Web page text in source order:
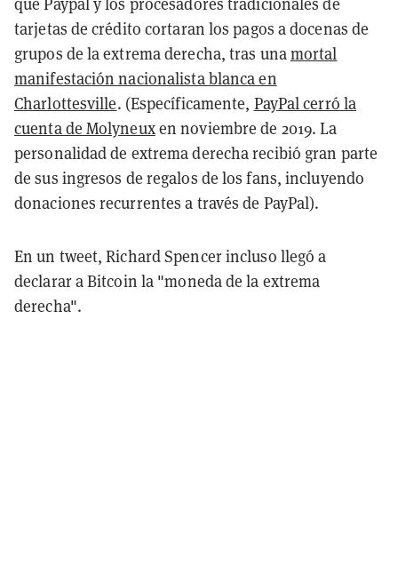
tarjetas de crédito cortaran los pagos a docenas de
grupos de la extrema derecha, tras unamortal
manifestación nacionalista blanca en
Charlottesville. (Específicamente, PayPal cerró la
cuenta de Molyneuxen noviembre de 2019. La
personalidad de extrema derecha recibió gran parte
de sus ingresos de regalos de los fans, incluyendo
donaciones recurrentes a través de PayPal).
En un tweet, Richard Spencer incluso llegó a
declarar a Bitcoin la "moneda de la extrema
derecha".